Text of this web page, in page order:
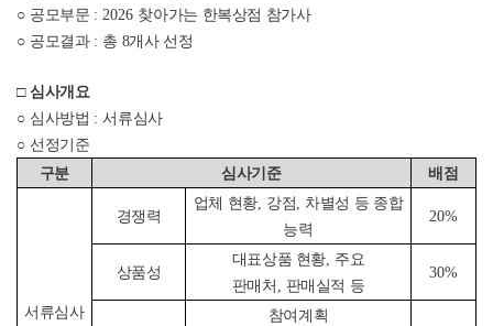
○ 공모부문 : 2026 찾아가는 한복상점 참가사
○ 공모결과 : 총 8개사 선정
□ 심사개요
○ 심사방법 :서류심사
○ 선정기준
구분
심사기준 배점
서류심사
경쟁력
업체 현황, 강점, 차별성 등 종합
능력
20%
상품성
대표상품 현황, 주요
판매처 , 판매실적 등
30%
참여계획